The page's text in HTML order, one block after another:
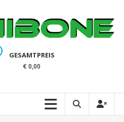
GESAMTPREIS
€ 0,00